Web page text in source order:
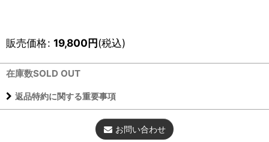
販売価格: 19,800円(税込)
在庫数SOLD OUT
返品特約に関する重要事項
お問い合わせ